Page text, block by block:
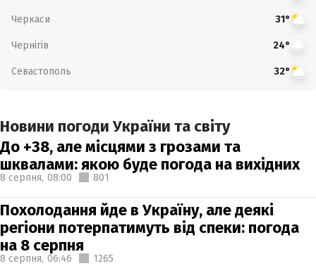
Черкаси 31°
Чернігів 24°
Севастополь 32°
Новини погоди України та світу
До +38, але місцями з грозами та
шквалами: якою буде погода на вихідних
8 серпня, 08:00 801
Похолодання йде в Україну, але деякі
регіони потерпатимуть від спеки: погода
на 8 серпня
8 серпня, 06:46 1265